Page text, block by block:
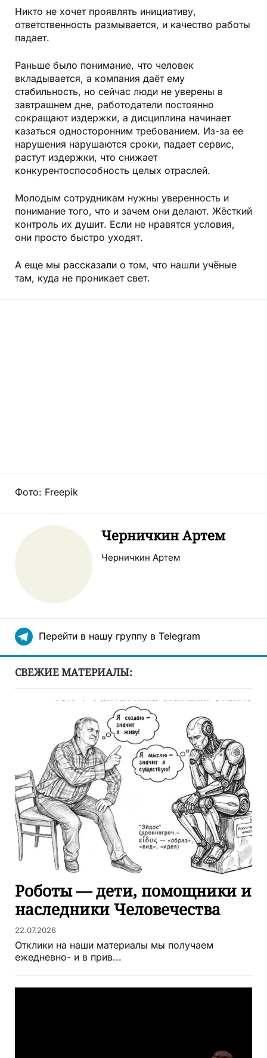
Никто не хочет проявлять инициативу,
ответственность размывается, и качество работы
падает.
Раньше было понимание, что человек
вкладывается, а компания даёт ему
стабильность, но сейчас люди не уверены в
завтрашнем дне, работодатели постоянно
сокращают издержки, а дисциплина начинает
казаться односторонним требованием. Из-за ее
нарушения нарушаются сроки, падает сервис,
растут издержки, что снижает
конкурентоспособность целых отраслей.
Молодым сотрудникам нужны уверенность и
понимание того, что и зачем они делают. Жёсткий
контроль их душит. Если не нравятся условия,
они просто быстро уходят.
А еще мы рассказали о том, что нашли учёные
там, куда не проникает свет.
Фото: Freepik
Черничкин Артем
Черничкин Артем
Перейти в нашу группу в Telegram
СВЕЖИЕ МАТЕРИАЛЫ:
Роботы — дети, помощники и
наследники Человечества
22.07.2026
Отклики на наши материалы мы получаем
ежедневно- и в прив...